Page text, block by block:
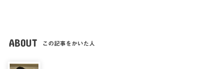
ABOUT この記事をかいた人